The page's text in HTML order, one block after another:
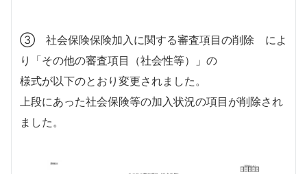
③ 社会保険保険加入に関する審査項目の削除 によ
り「その他の審査項目（社会性等）」の
様式が以下のとおり変更されました。
上段にあった社会保険等の加入状況の項目が削除され
ました。